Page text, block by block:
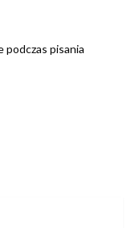
podczas pisania